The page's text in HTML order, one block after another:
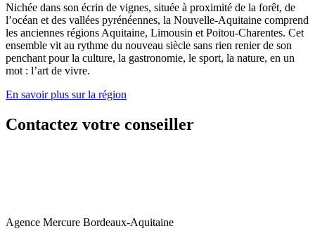
Nichée dans son écrin de vignes, située à proximité de la forêt, de
l’océan et des vallées pyrénéennes, la Nouvelle-Aquitaine comprend
les anciennes régions Aquitaine, Limousin et Poitou-Charentes. Cet
ensemble vit au rythme du nouveau siècle sans rien renier de son
penchant pour la culture, la gastronomie, le sport, la nature, en un
mot : l’art de vivre.
En savoir plus sur la région
Contactez votre conseiller
Agence Mercure Bordeaux-Aquitaine